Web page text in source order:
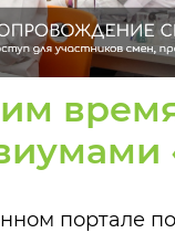
портале